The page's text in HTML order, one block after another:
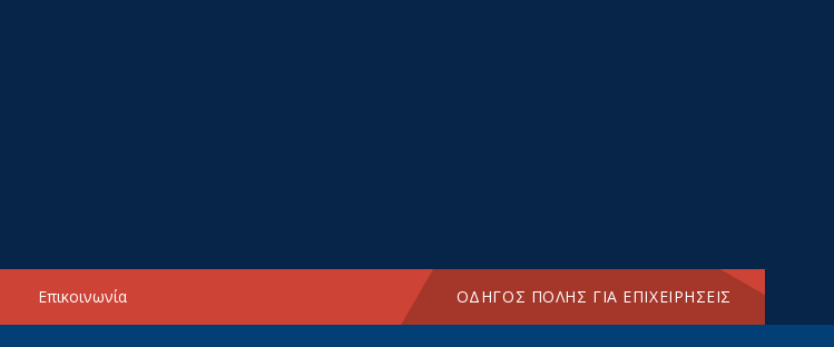
Επικοινωνία
Choose
language:
ΟΔΗΓΟΣ ΠΟΛΗΣ ΓΙΑ ΕΠΙΧΕΙΡΗΣΕΙΣ